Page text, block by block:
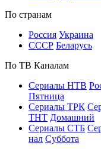
По стра­нам
Рос­сия Ук­раи­на
СССР Бе­ла­русь
По ТВ Ка­на­лам
Се­риа­лы НТВ
Пят­ни­ца
Се­риа­лы ТРК
ТНТ До­маш­ний
Се­риа­лы СТБ
нал Суб­бо­та